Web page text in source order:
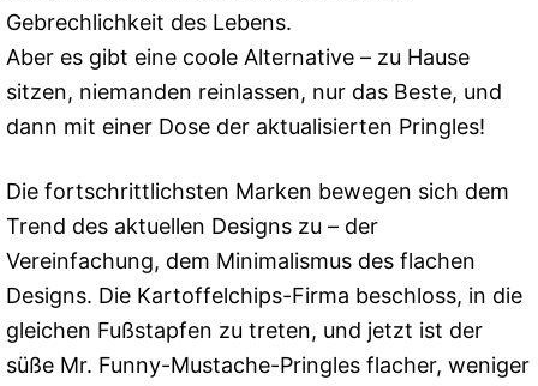
Gebrechlichkeit des Lebens.
Aber es gibt eine coole Alternative – zu Hause
sitzen, niemanden reinlassen, nur das Beste, und
dann mit einer Dose der aktualisierten Pringles!
Die fortschrittlichsten Marken bewegen sich dem
Trend des aktuellen Designs zu – der
Vereinfachung, dem Minimalismus des flachen
Designs. Die Kartoffelchips-Firma beschloss, in die
gleichen Fußstapfen zu treten, und jetzt ist der
süße Mr. Funny-Mustache-Pringles flacher, weniger